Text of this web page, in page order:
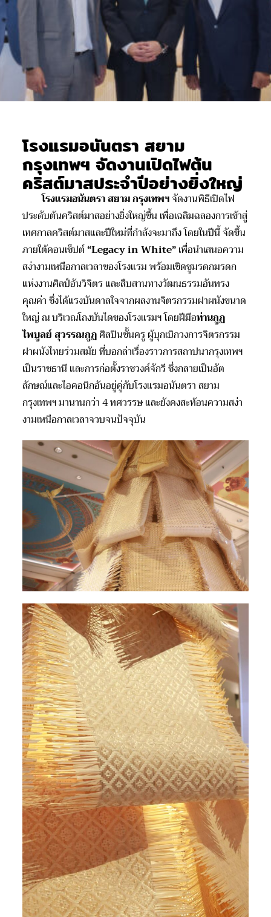
โรงแรมอนันตรา สยาม
กรุงเทพฯ จัดงานเปิดไฟต้น
คริสต์มาสประจำปีอย่างยิ่งใหญ่
โรงแรมอนันตรา สยาม กรุงเทพฯจัดงานพิธีเปิดไฟ
ประดับต้นคริสต์มาสอย่างยิ่งใหญ่ขึ้น เพื่อเฉลิมฉลองการเข้าสู่
เทศกาลคริสต์มาสและปีใหม่ที่กำลังจะมาถึง โดยในปีนี้ จัดขึ้น
ภายใต้คอนเซ็ปต์“Legacy in White”เพื่อนำเสนอความ
สง่างามเหนือกาลเวลาของโรงแรม พร้อมเชิดชูมรดกมรดก
แห่งงานศิลป์อันวิจิตร และสืบสานทางวัฒนธรรมอันทรง
คุณค่า ซึ่งได้แรงบันดาลใจจากผลงานจิตรกรรมฝาผนังขนาด
ใหญ่ ณ บริเวณโถงบันไดของโรงแรมฯ โดยฝีมือท่านกูฏ
ไพบูลย์ สุวรรณกูฏศิลปินชั้นครู ผู้บุกเบิกวงการจิตรกรรม
ฝาผนังไทยร่วมสมัย ที่บอกล่าเรื่องราวการสถาปนากรุงเทพฯ
เป็นราชธานี และการก่อตั้งราชวงค์จักรี ซึ่งกลายเป็นอัต
ลักษณ์และไอคอนิกอันอยู่คู่กับโรงแรมอนันตรา สยาม
กรุงเทพฯ มานานกว่า 4 ทศวรรษ และยังคงสะท้อนความสง่า
งามเหนือกาลเวลาจวบจนปัจจุบัน